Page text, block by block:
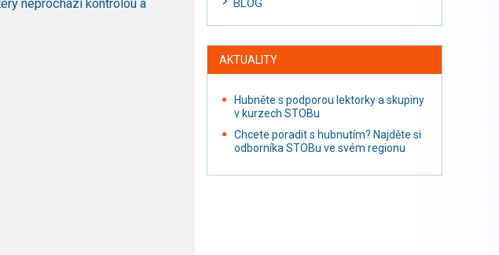
neprochází kontrolou a
BLOG
AKTUALITY
Hubněte s podporou lektorky a skupiny
v kurzech STOBu
Chcete poradit s hubnutím? Najděte si
odborníka STOBu ve svém regionu